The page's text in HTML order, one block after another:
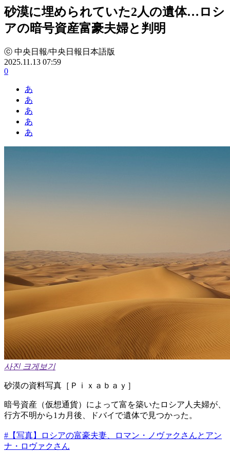
砂漠に埋められていた2人の遺体…ロシ
アの暗号資産富豪夫婦と判明
ⓒ 中央日報/中央日報日本語版
2025.11.13 07:59
0
あ
あ
あ
あ
あ
사진 크게보기
砂漠の資料写真［Ｐｉｘａｂａｙ］
暗号資産（仮想通貨）によって富を築いたロシア人夫婦が、
行方不明から1カ月後、ドバイで遺体で見つかった。
#【写真】ロシアの富豪夫妻、ロマン・ノヴァクさんとアン
ナ・ロヴァクさん